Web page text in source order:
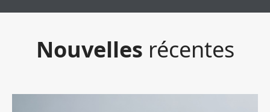
Nouvelles récentes